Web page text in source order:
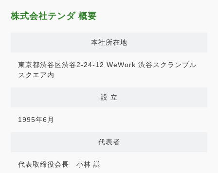
株式会社テンダ 概要
本社所在地
東京都渋谷区渋谷2-24-12 WeWork 渋谷スクランブル
スクエア内
設 立
1995年6月
代表者
代表取締役会長 小林 謙